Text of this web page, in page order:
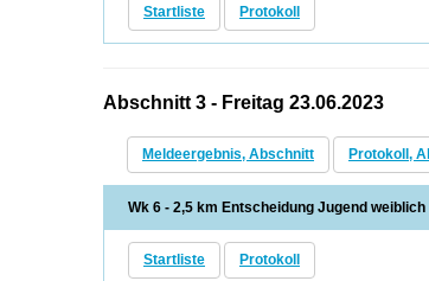
Startliste Protokoll
Abschnitt 3 - Freitag 23.06.2023
Meldeergebnis, Abschnitt Protokoll,
Wk 6 - 2,5 km Entscheidung Jugend weiblich
Startliste Protokoll